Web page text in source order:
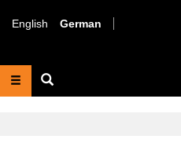
zum
Suche
English German